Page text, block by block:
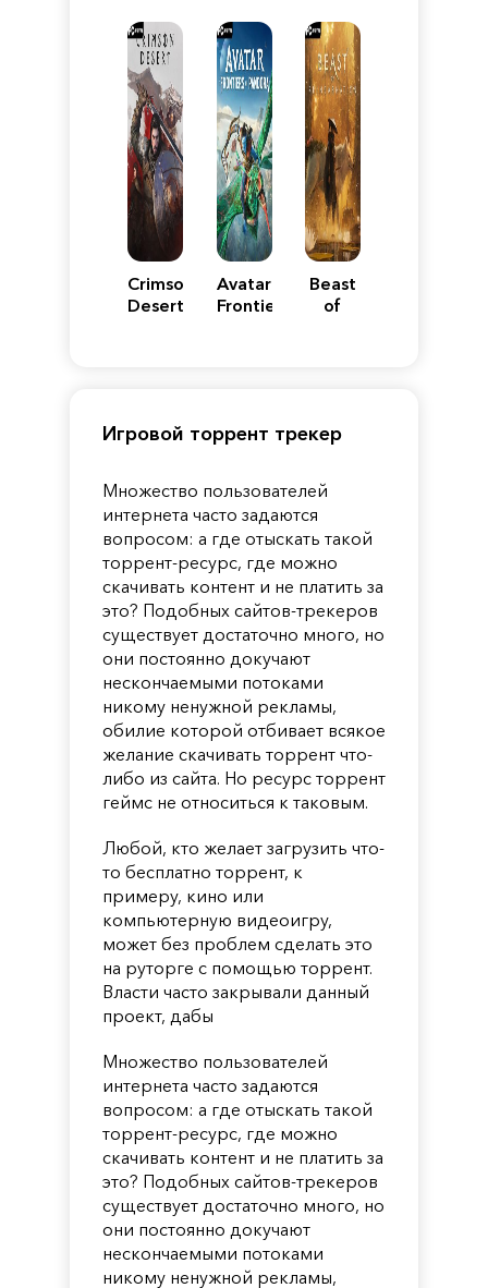
ReimaginedEdition
Y
Crimson
Desert
Avatar:
Frontiers
Beast
of
Игровой торрент трекер
Множество пользователей
интернета часто задаются
вопросом: а где отыскать такой
торрент-ресурс, где можно
скачивать контент и не платить за
это? Подобных сайтов-трекеров
существует достаточно много, но
они постоянно докучают
нескончаемыми потоками
никому ненужной рекламы,
обилие которой отбивает всякое
желание скачивать торрент что-
либо из сайта. Но ресурс торрент
геймс не относиться к таковым.
Любой, кто желает загрузить что-
то бесплатно торрент, к
примеру, кино или
компьютерную видеоигру,
может без проблем сделать это
на руторге с помощью торрент.
Власти часто закрывали данный
проект, дабы
Множество пользователей
интернета часто задаются
вопросом: а где отыскать такой
торрент-ресурс, где можно
скачивать контент и не платить за
это? Подобных сайтов-трекеров
существует достаточно много, но
они постоянно докучают
нескончаемыми потоками
никому ненужной рекламы,